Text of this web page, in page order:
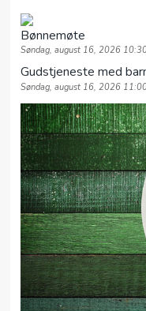
Bønnemøte
Søndag, august 16, 2026
Gudstjeneste med
Søndag, august 16, 2026